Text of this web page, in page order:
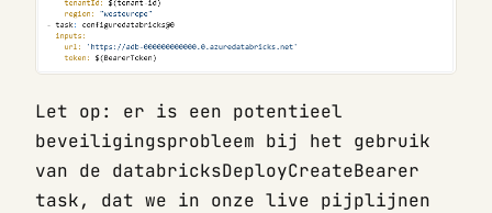
Let op: er is een potentieel
beveiligingsprobleem bij het gebruik
van de databricksDeployCreateBearer
task, dat we in onze live pijplijnen